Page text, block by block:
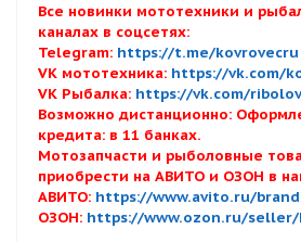
Все новинки мототехники и
каналах в соцсетях:
Telegram: https://t.me/kovrovecru
VK мототехника: https://vk.com/
VK Рыбалка: https://vk.com/
Возможно дистанционно:
кредита: в 11 банках.
Мотозапчасти и рыболовные
приобрести на АВИТО и ОЗОН в
АВИТО: https://www.avito.ru/
ОЗОН: https://www.ozon.ru/seller/